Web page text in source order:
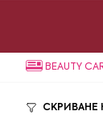
BEAUTY
СКРИВАНЕ